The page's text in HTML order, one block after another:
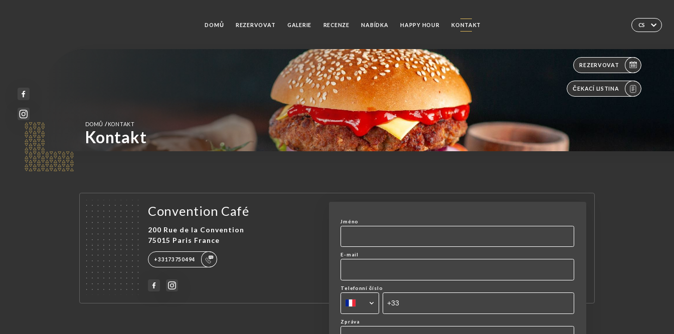
CS
DOMŮ REZERVOVAT GALERIE RECENZE NABÍDKA HAPPY HOUR KONTAKT
REZERVOVAT
ČEKACÍ LISTINA
DOMŮ / KONTAKT
Kontakt
Convention Café
200 Rue de la Convention
75015 Paris France
+33173750494
Jméno
E-mail
Telefonní číslo
Zpráva